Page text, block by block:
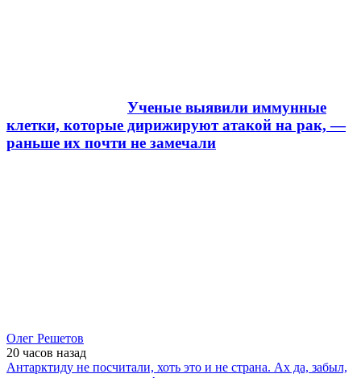
Ученые выявили иммунные
клетки, которые дирижируют атакой на рак, —
раньше их почти не замечали
Олег Решетов
20 часов назад
Антарктиду не посчитали, хоть это и не страна. Ах да, забыл,